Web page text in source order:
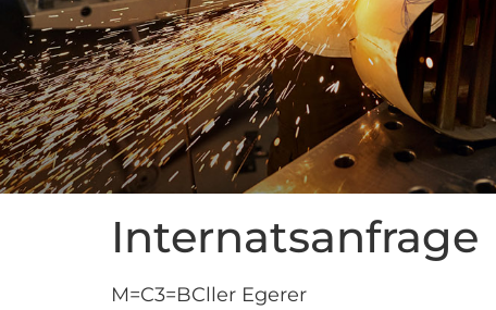
Internatsanfrage
M=C3=BCller Egerer